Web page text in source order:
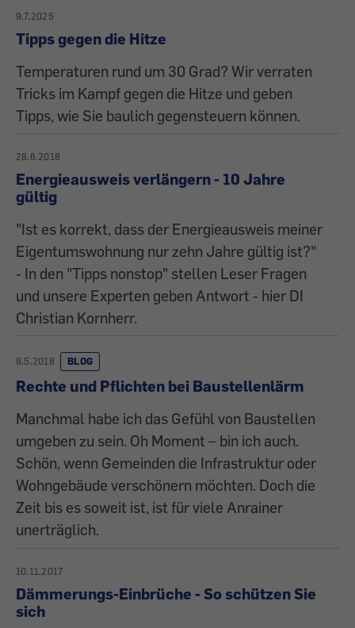
9.7.2025
Tipps gegen die Hitze
Temperaturen rund um 30 Grad? Wir verraten
Tricks im Kampf gegen die Hitze und geben
Tipps, wie Sie baulich gegensteuern können.
28.6.2018
Energieausweis verlängern - 10 Jahre
gültig
"Ist es korrekt, dass der Energieausweis meiner
Eigentumswohnung nur zehn Jahre gültig ist?"
- In den "Tipps nonstop" stellen Leser Fragen
und unsere Experten geben Antwort - hier DI
Christian Kornherr.
9.5.2018 BLOG
Rechte und Pflichten bei Baustellenlärm
Manchmal habe ich das Gefühl von Baustellen
umgeben zu sein. Oh Moment – bin ich auch.
Schön, wenn Gemeinden die Infrastruktur oder
Wohngebäude verschönern möchten. Doch die
Zeit bis es soweit ist, ist für viele Anrainer
unerträglich.
10.11.2017
Dämmerungs-Einbrüche - So schützen Sie
sich